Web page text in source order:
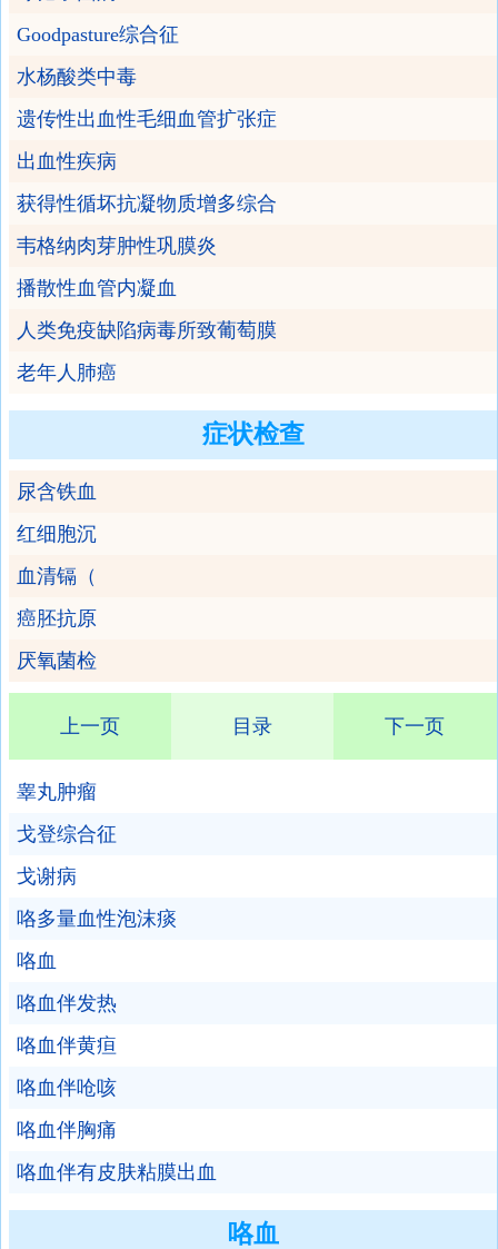
Goodpasture综合征
水杨酸类中毒
遗传性出血性毛细血管扩张症
出血性疾病
获得性循坏抗凝物质增多综合
韦格纳肉芽肿性巩膜炎
播散性血管内凝血
人类免疫缺陷病毒所致葡萄膜
老年人肺癌
症状检查
尿含铁血
红细胞沉
血清镉（
癌胚抗原
厌氧菌检
上一页 目录 下一页
睾丸肿瘤
戈登综合征
戈谢病
咯多量血性泡沫痰
咯血
咯血伴发热
咯血伴黄疸
咯血伴呛咳
咯血伴胸痛
咯血伴有皮肤粘膜出血
咯血